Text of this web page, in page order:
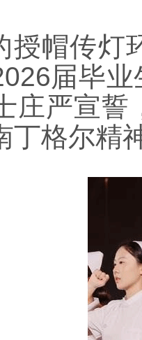
授帽传灯
届毕
庄严宣
丁格尔精